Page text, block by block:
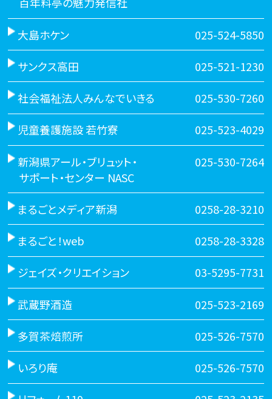
大島ホケン 025-524-5850
サンクス高田 025-521-1230
社会福祉法人みんなでいきる 025-530-7260
児童養護施設 若竹寮 025-523-4029
新潟県アール・ブリュット・
サポート・センター NASC
025-530-7264
まるごとメディア新潟 0258-28-3210
まるごと！web 0258-28-3328
ジェイズ・クリエイション 03-5295-7731
武蔵野酒造 025-523-2169
多賀茶焙煎所 025-526-7570
いろり庵 025-526-7570